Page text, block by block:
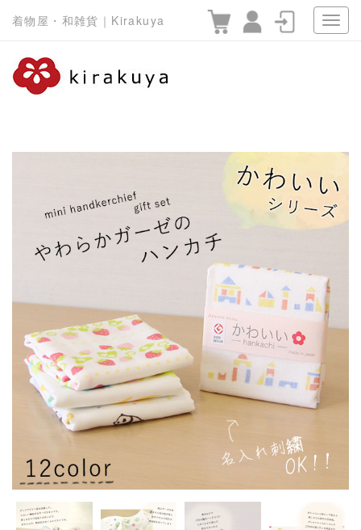
着物屋・和雑貨｜Kirakuya